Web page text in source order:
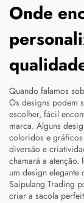
Onde
Quando falamos
Os designs podem
escolher, fácil
marca. Alguns
coloridos e
diversão e
chamará a
um design
Saipulang Trading
criar a sacola